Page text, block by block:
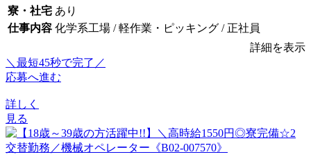
寮・社宅 あり
仕事内容 化学系工場 / 軽作業・ピッキング / 正社員
詳細を表示
＼最短45秒で完了／
応募へ進む
詳しく
見る